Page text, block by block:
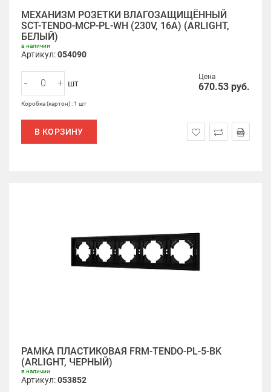
МЕХАНИЗМ РОЗЕТКИ ВЛАГОЗАЩИЩЁННЫЙ
SCT-TENDO-MCP-PL-WH (230V, 16A) (ARLIGHT,
БЕЛЫЙ)
в наличии
Артикул:054090
Цена
670.53 руб.
- + шт
Коробка (картон) : 1 шт
В КОРЗИНУ
РАМКА ПЛАСТИКОВАЯ FRM-TENDO-PL-5-BK
(ARLIGHT, ЧЕРНЫЙ)
в наличии
Артикул:053852